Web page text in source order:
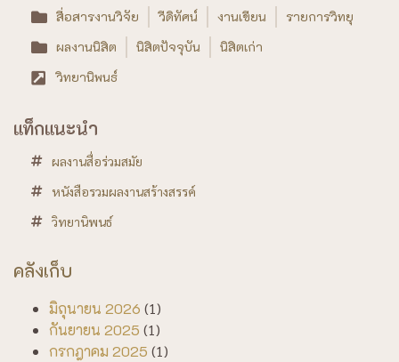
สื่อสารงานวิจัย
วีดิทัศน์ งานเขียน
รายการวิทยุ
ผลงานนิสิต
นิสิตปัจจุบัน
นิสิตเก่า
วิทยานิพนธ์
แท็กแนะนำ
ผลงานสื่อร่วมสมัย
หนังสือรวมผลงานสร้างสรรค์
วิทยานิพนธ์
คลังเก็บ
มิถุนายน 2026 (1)
กันยายน 2025 (1)
กรกฎาคม 2025 (1)